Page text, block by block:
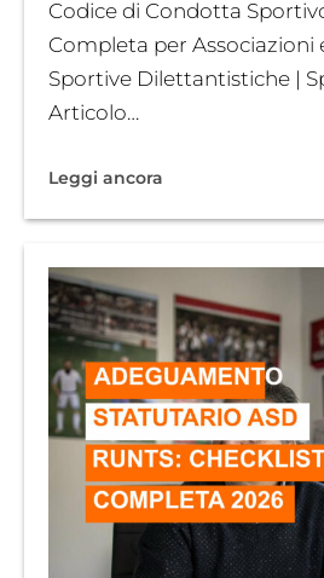
Codice di Condotta
Completa per Associazioni
Sportive Dilettantistiche |
Articolo…
Leggi ancora